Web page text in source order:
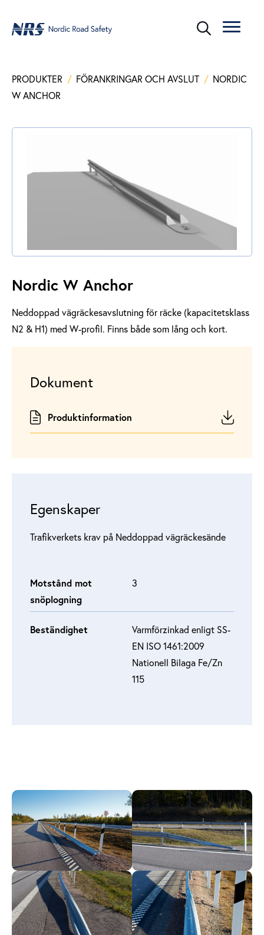
PRODUKTER / FÖRANKRINGAR OCH AVSLUT / NORDIC
W ANCHOR
Nordic W Anchor
Neddoppad vägräckesavslutning för räcke (kapacitetsklass
N2 & H1) med W-profil. Finns både som lång och kort.
Dokument
Produktinformation
Egenskaper
Trafikverkets krav på Neddoppad vägräckesände
Motstånd mot
snöplogning
3
Beständighet
Varmförzinkad enligt SS-
EN ISO 1461:2009
Nationell Bilaga Fe/Zn
115